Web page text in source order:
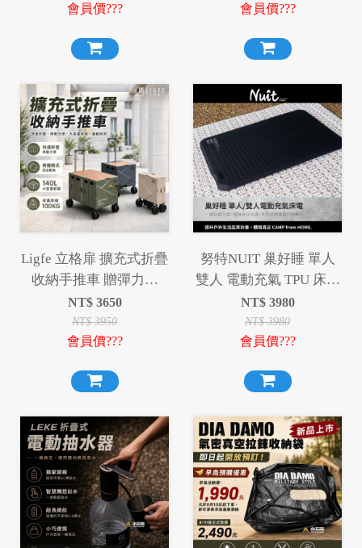
會員價??? 會員價???
Ligfe 立格扉 擴充式折疊
收納手推車 贈彈力繩
140L多型態手推車 推車
NT$ 3650
NT$3950
會員價???
努特NUIT 巢好睡 單人
雙人 電動充氣 TPU 床墊
內建電動幫浦 USB充電
露營充氣床墊 環島 登山
旅遊 露營 居家 睡床超彈
NT$ 3980
NT$3980
會員價???